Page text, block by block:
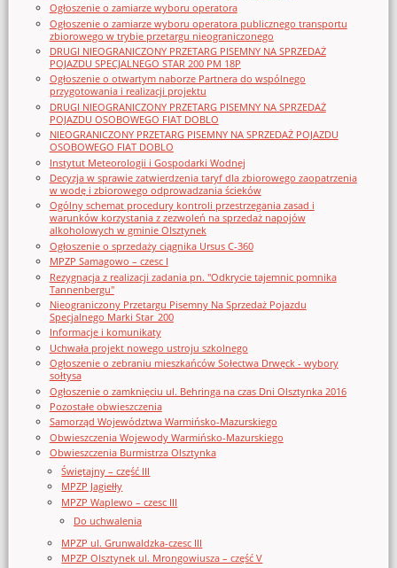
Ogłoszenie o zamiarze wyboru operatora
Ogłoszenie o zamiarze wyboru operatora publicznego transportu
zbiorowego w trybie przetargu nieograniczonego
DRUGI NIEOGRANICZONY PRZETARG PISEMNY NA SPRZEDAŻ
POJAZDU SPECJALNEGO STAR 200 PM 18P
Ogłoszenie o otwartym naborze Partnera do wspólnego
przygotowania i realizacji projektu
DRUGI NIEOGRANICZONY PRZETARG PISEMNY NA SPRZEDAŻ
POJAZDU OSOBOWEGO FIAT DOBLO
NIEOGRANICZONY PRZETARG PISEMNY NA SPRZEDAŻ POJAZDU
OSOBOWEGO FIAT DOBLO
Instytut Meteorologii i Gospodarki Wodnej
Decyzja w sprawie zatwierdzenia taryf dla zbiorowego zaopatrzenia
w wodę i zbiorowego odprowadzania ścieków
Ogólny schemat procedury kontroli przestrzegania zasad i
warunków korzystania z zezwoleń na sprzedaż napojów
alkoholowych w gminie Olsztynek
Ogłoszenie o sprzedaży ciągnika Ursus C-360
MPZP Samagowo – czesc I
Rezygnacja z realizacji zadania pn. "Odkrycie tajemnic pomnika
Tannenbergu"
Nieograniczony Przetargu Pisemny Na Sprzedaż Pojazdu
Specjalnego Marki Star_200
Informacje i komunikaty
Uchwała projekt nowego ustroju szkolnego
Ogłoszenie o zebraniu mieszkańców Sołectwa Drwęck - wybory
sołtysa
Ogłoszenie o zamknięciu ul. Behringa na czas Dni Olsztynka 2016
Pozostałe obwieszczenia
Samorząd Województwa Warmińsko-Mazurskiego
Obwieszczenia Wojewody Warmińsko-Mazurskiego
Obwieszczenia Burmistrza Olsztynka
Świętajny – część III
MPZP Jagiełły
MPZP Waplewo – czesc III
Do uchwalenia
MPZP ul. Grunwaldzka-czesc III
MPZP Olsztynek ul. Mrongowiusza – część V